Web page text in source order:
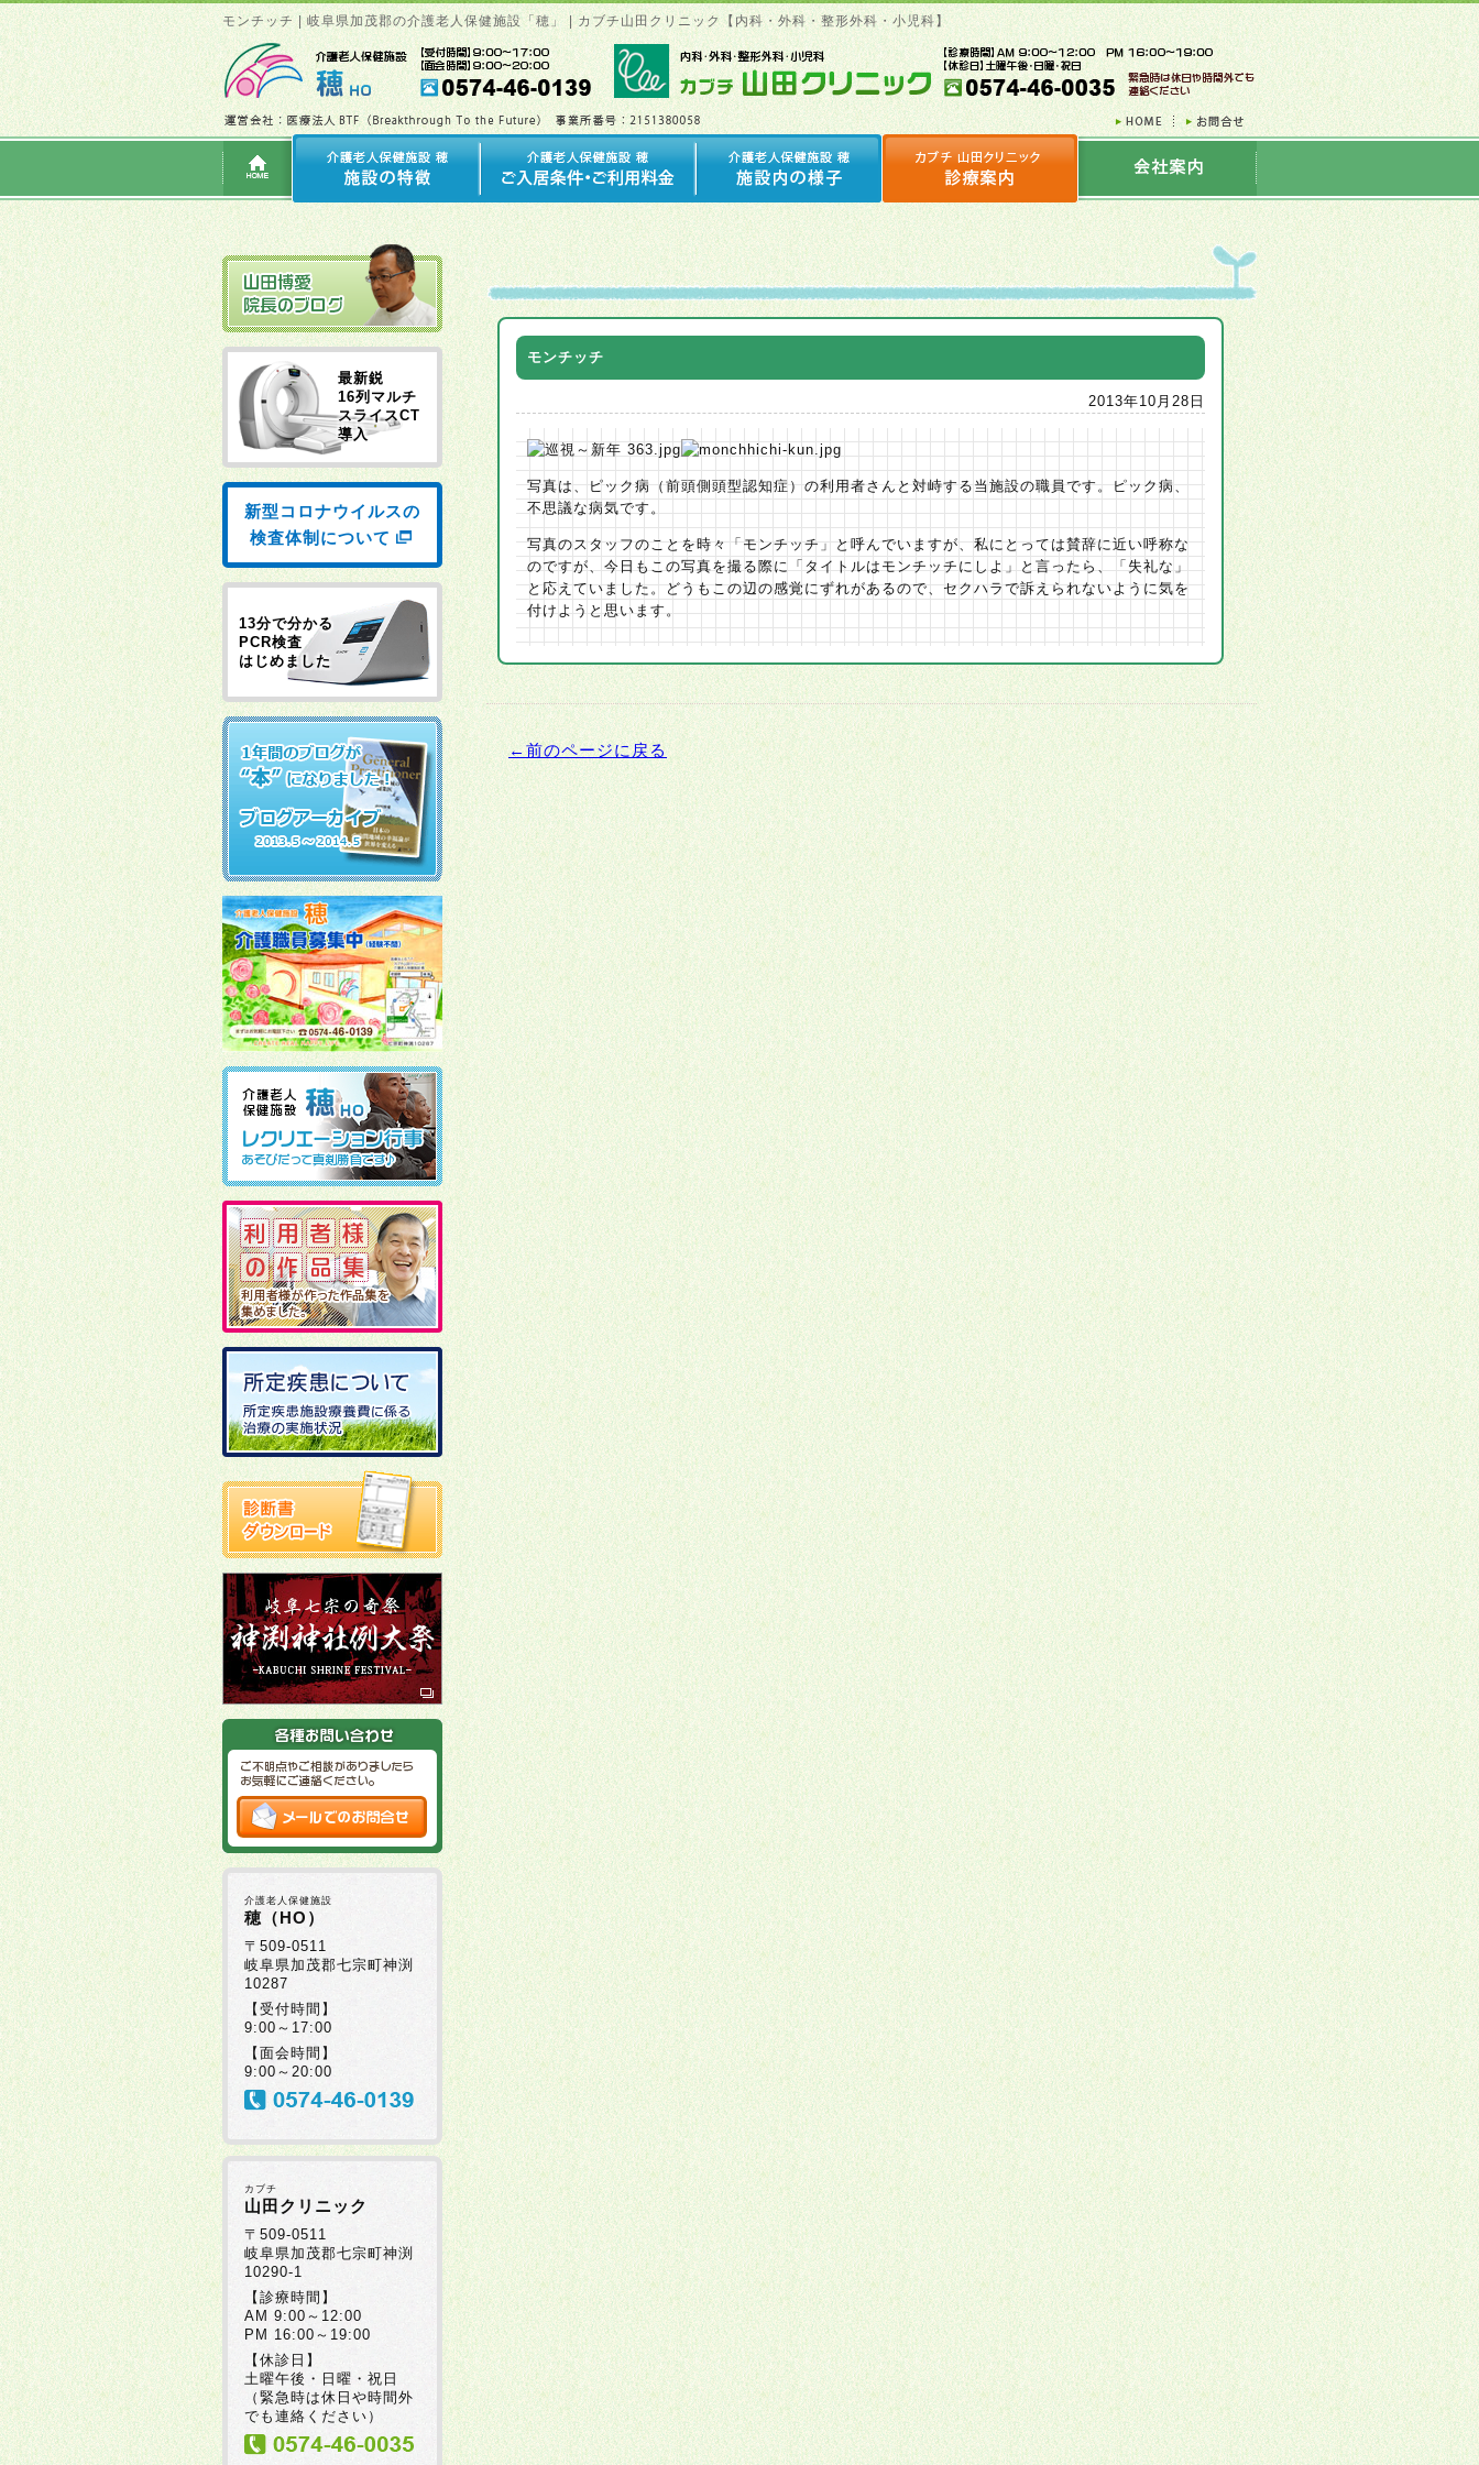
モンチッチ | 岐阜県加茂郡の介護老人保健施設「穂」 | カブチ山田クリニック【内科・外科・整形外科・小児科】
モンチッチ
2013年10月28日
写真は、ピック病（前頭側頭型認知症）の利用者さんと対峙する当施設の職員です。ピック病、
不思議な病気です。
写真のスタッフのことを時々「モンチッチ」と呼んでいますが、私にとっては賛辞に近い呼称な
のですが、今日もこの写真を撮る際に「タイトルはモンチッチにしよ」と言ったら、「失礼な」
と応えていました。どうもこの辺の感覚にずれがあるので、セクハラで訴えられないように気を
付けようと思います。
←前のページに戻る
最新鋭
16列マルチ
スライスCT
導入
新型コロナウイルスの
検査体制について
13分で分かる
PCR検査
はじめました
介護老人保健施設
穂（HO）
〒509-0511
岐阜県加茂郡七宗町神渕
10287
【受付時間】
9:00～17:00
【面会時間】
9:00～20:00
カブチ
山田クリニック
〒509-0511
岐阜県加茂郡七宗町神渕
10290-1
【診療時間】
AM 9:00～12:00
PM 16:00～19:00
【休診日】
土曜午後・日曜・祝日
（緊急時は休日や時間外
でも連絡ください）